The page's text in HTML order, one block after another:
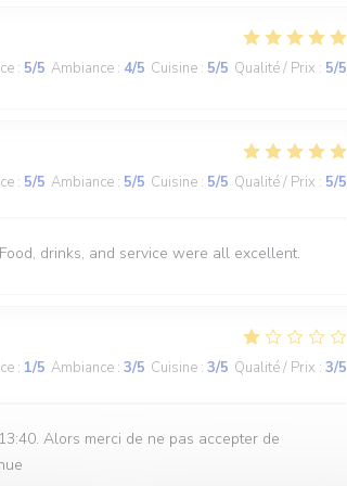
: 5/5 Ambiance : 4/5 Cuisine : 5/5 Qualité / Prix : 5/5
: 5/5 Ambiance : 5/5 Cuisine : 5/5 Qualité / Prix : 5/5
drinks, and service were all excellent.
: 1/5 Ambiance : 3/5 Cuisine : 3/5 Qualité / Prix : 3/5
Alors merci de ne pas accepter de